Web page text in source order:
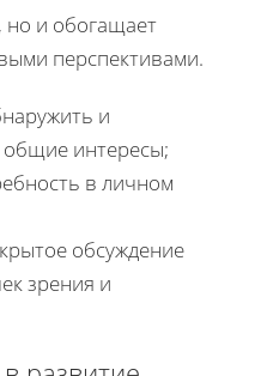
но и обогащает
перспективами.
и
интересы;
в личном
обсуждение
зрения и